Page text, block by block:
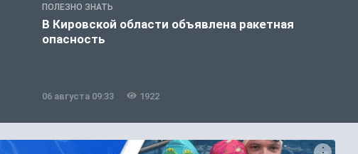
ПОЛЕЗНО ЗНАТЬ
В Кировской области объявлена ракетная
опасность
06 августа 09:33 1922